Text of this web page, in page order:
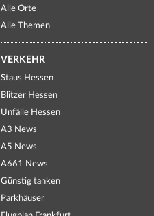
Alle Orte
Alle Themen
VERKEHR
Staus Hessen
Blitzer Hessen
Unfälle Hessen
A3 News
A5 News
A661 News
Günstig tanken
Parkhäuser